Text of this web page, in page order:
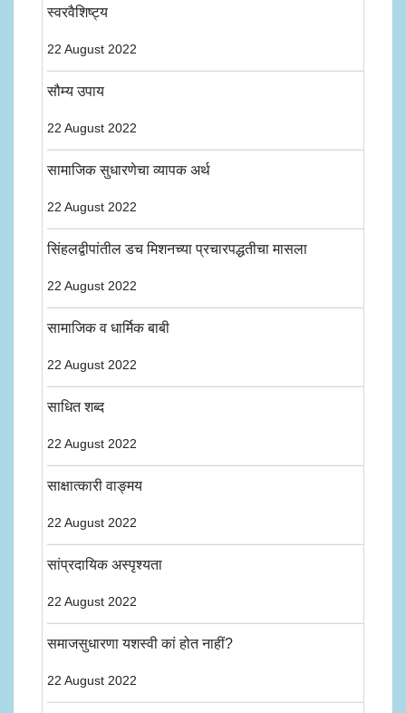
स्वरवैशिष्ट्य
22 August 2022
सौम्य उपाय
22 August 2022
सामाजिक सुधारणेचा व्यापक अर्थ
22 August 2022
सिंहलद्वीपांतील डच मिशनच्या प्रचारपद्धतीचा मासला
22 August 2022
सामाजिक व धार्मिक बाबी
22 August 2022
साधित शब्द
22 August 2022
साक्षात्कारी वाङ्मय
22 August 2022
सांप्रदायिक अस्पृश्यता
22 August 2022
समाजसुधारणा यशस्वी कां होत नाहीं?
22 August 2022